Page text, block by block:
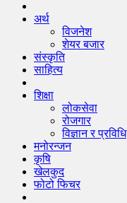
अर्थ
विजनेश
शेयर बजार
संस्कृति
साहित्य
शिक्षा
लोकसेवा
रोजगार
विज्ञान र प्रविधि
मनोरन्जन
कृषि
खेलकुद
फोटो फिचर